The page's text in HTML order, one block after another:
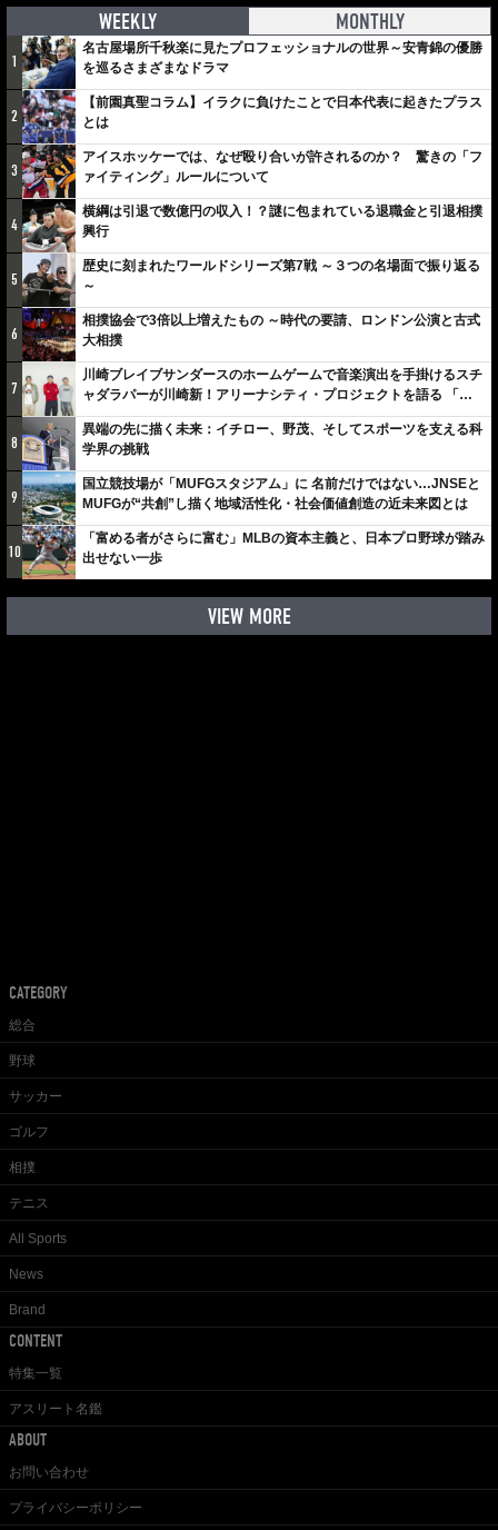
WEEKLY MONTHLY
1
名古屋場所千秋楽に見たプロフェッショナルの世界～安青錦の優勝
を巡るさまざまなドラマ
2
【前園真聖コラム】イラクに負けたことで日本代表に起きたプラス
とは
3
アイスホッケーでは、なぜ殴り合いが許されるのか？ 驚きの「フ
ァイティング」ルールについて
4
横綱は引退で数億円の収入！？謎に包まれている退職金と引退相撲
興行
5
歴史に刻まれたワールドシリーズ第7戦 ～３つの名場面で振り返る
～
6
相撲協会で3倍以上増えたもの ～時代の要請、ロンドン公演と古式
大相撲
7
川崎ブレイブサンダースのホームゲームで音楽演出を手掛けるスチ
ャダラパーが川崎新！アリーナシティ・プロジェクトを語る 「楽
しみでしかないでしょ。川崎は、ずっと成長曲線だから」
8
異端の先に描く未来：イチロー、野茂、そしてスポーツを支える科
学界の挑戦
9
国立競技場が「MUFGスタジアム」に 名前だけではない…JNSEと
MUFGが“共創”し描く地域活性化・社会価値創造の近未来図とは
10
「富める者がさらに富む」MLBの資本主義と、日本プロ野球が踏み
出せない一歩
VIEW MORE
CATEGORY
総合
野球
サッカー
ゴルフ
相撲
テニス
All Sports
News
Brand
CONTENT
特集一覧
アスリート名鑑
ABOUT
お問い合わせ
プライバシーポリシー